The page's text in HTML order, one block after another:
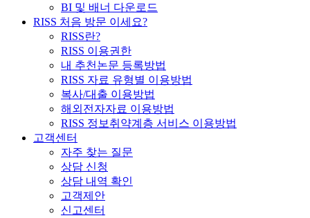
BI 및 배너 다운로드
RISS 처음 방문 이세요?
RISS란?
RISS 이용권한
내 추천논문 등록방법
RISS 자료 유형별 이용방법
복사/대출 이용방법
해외전자자료 이용방법
RISS 정보취약계층 서비스 이용방법
고객센터
자주 찾는 질문
상담 신청
상담 내역 확인
고객제안
신고센터